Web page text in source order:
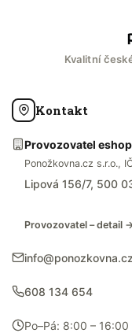
Kvalitní
Kontakt
Provozovatel
Ponožkovna.cz s.r.o.,
Lipová 156/7, 500
Provozovatel – detail
info@ponozkovna.cz
608 134 654
Po–Pá: 8:00 – 16:00